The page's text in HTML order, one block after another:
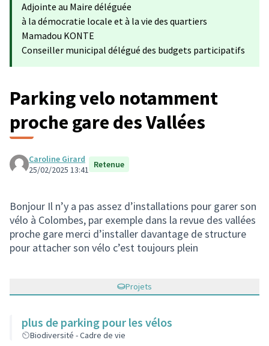
Adjointe au Maire déléguée
à la démocratie locale et à la vie des quartiers
Mamadou KONTE
Conseiller municipal délégué des budgets participatifs
Parking velo notamment
proche gare des Vallées
Caroline Girard
25/02/2025 13:41 Retenue
Bonjour Il n’y a pas assez d’installations pour garer son
vélo à Colombes, par exemple dans la revue des vallées
proche gare merci d’installer davantage de structure
pour attacher son vélo c’est toujours plein
Projets
plus de parking pour les vélos
Biodiversité - Cadre de vie